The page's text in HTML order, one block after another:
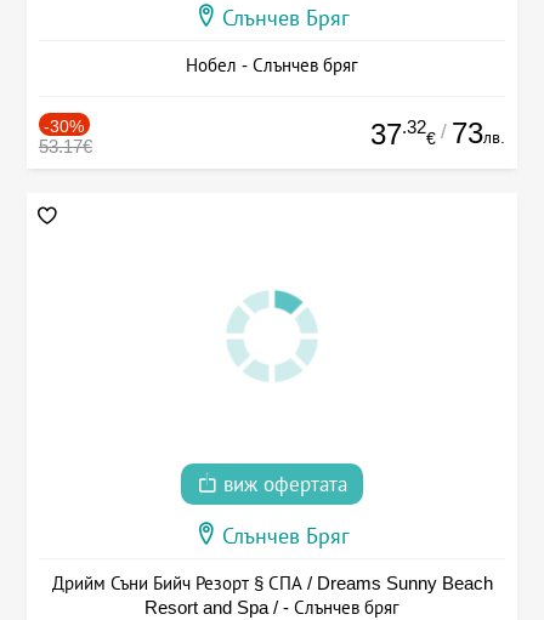
Слънчев Бряг
Нобел - Слънчев бряг
-30%
53.17€ 37.32
€ / 73лв.
виж офертата
Слънчев Бряг
Дрийм Съни Бийч Резорт § СПА / Dreams Sunny Beach
Resort and Spa / - Слънчев бряг